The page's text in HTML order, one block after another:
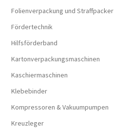
Folienverpackung und Straffpacker
Fördertechnik
Hilfsförderband
Kartonverpackungsmaschinen
Kaschiermaschinen
Klebebinder
Kompressoren & Vakuum­pumpen
Kreuzleger